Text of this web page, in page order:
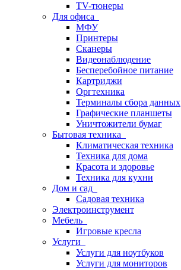
TV-тюнеры
Для офиса
МФУ
Принтеры
Сканеры
Видеонаблюдение
Бесперебойное питание
Картриджи
Оргтехника
Терминалы сбора данных
Графические планшеты
Уничтожители бумаг
Бытовая техника
Климатическая техника
Техника для дома
Красота и здоровье
Техника для кухни
Дом и сад
Садовая техника
Электроинструмент
Мебель
Игровые кресла
Услуги
Услуги для ноутбуков
Услуги для мониторов